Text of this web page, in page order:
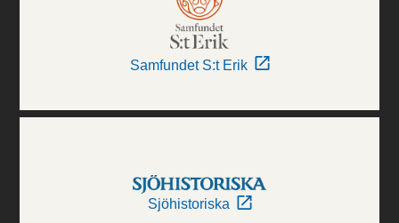
Samfundet S:t Erik
Sjöhistoriska